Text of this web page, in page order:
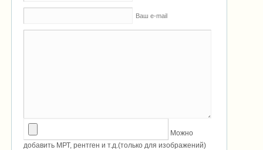
Ваш e-mail
Можно
добавить МРТ, рентген и т.д.(только для изображений)